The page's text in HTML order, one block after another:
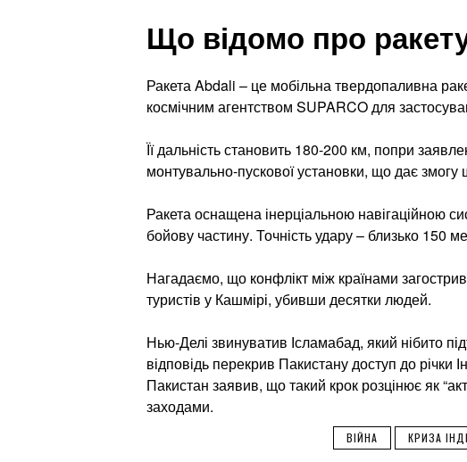
Що відомо про
Ракета Abdali – це мобільна твердопаливна
космічним агентством SUPARCO для
Її дальність становить 180-200 км, попри
монтувально-пускової установки, що дає змогу
Ракета оснащена інерціальною навігаційною
бойову частину. Точність удару – близько 150
Нагадаємо, що конфлікт між країнами
туристів у Кашмірі, убивши десятки людей.
Нью-Делі звинуватив Ісламабад, який нібито
відповідь перекрив Пакистану доступ до річки
Пакистан заявив, що такий крок розцінює як
заходами.
ВІЙНА КРИЗА